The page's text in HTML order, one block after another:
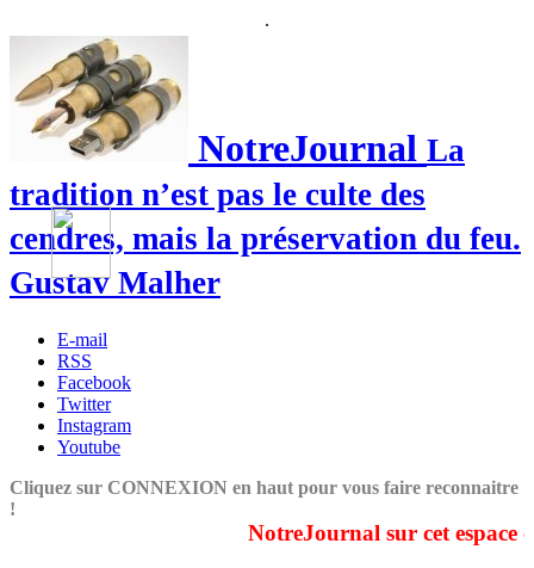
.
NotreJournal La
tradition n’est pas le culte des
cendres, mais la préservation du feu.
Gustav Malher
E-mail
RSS
Facebook
Twitter
Instagram
Youtube
Cliquez sur CONNEXION en haut pour vous faire reconnaitre
!
NotreJournal sur cet espace